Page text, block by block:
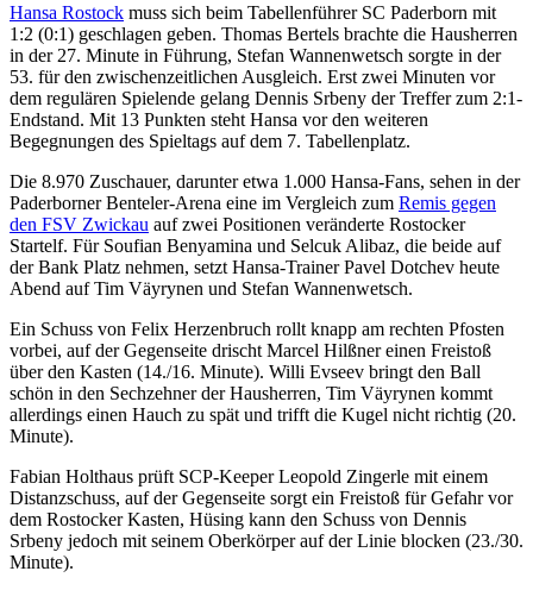
Hansa Rostock muss sich beim Tabellenführer SC Paderborn mit
1:2 (0:1) geschlagen geben. Thomas Bertels brachte die Hausherren
in der 27. Minute in Führung, Stefan Wannenwetsch sorgte in der
53. für den zwischenzeitlichen Ausgleich. Erst zwei Minuten vor
dem regulären Spielende gelang Dennis Srbeny der Treffer zum 2:1-
Endstand. Mit 13 Punkten steht Hansa vor den weiteren
Begegnungen des Spieltags auf dem 7. Tabellenplatz.
Die 8.970 Zuschauer, darunter etwa 1.000 Hansa-Fans, sehen in der
Paderborner Benteler-Arena eine im Vergleich zum Remis gegen
den FSV Zwickau auf zwei Positionen veränderte Rostocker
Startelf. Für Soufian Benyamina und Selcuk Alibaz, die beide auf
der Bank Platz nehmen, setzt Hansa-Trainer Pavel Dotchev heute
Abend auf Tim Väyrynen und Stefan Wannenwetsch.
Ein Schuss von Felix Herzenbruch rollt knapp am rechten Pfosten
vorbei, auf der Gegenseite drischt Marcel Hilßner einen Freistoß
über den Kasten (14./16. Minute). Willi Evseev bringt den Ball
schön in den Sechzehner der Hausherren, Tim Väyrynen kommt
allerdings einen Hauch zu spät und trifft die Kugel nicht richtig (20.
Minute).
Fabian Holthaus prüft SCP-Keeper Leopold Zingerle mit einem
Distanzschuss, auf der Gegenseite sorgt ein Freistoß für Gefahr vor
dem Rostocker Kasten, Hüsing kann den Schuss von Dennis
Srbeny jedoch mit seinem Oberkörper auf der Linie blocken (23./30.
Minute).